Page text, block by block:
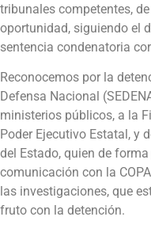
tribunales competentes,
oportunidad, siguiendo el
sentencia condenatoria
Reconocemos por la
Defensa Nacional
ministerios públicos, a la
Poder Ejecutivo Estatal, y
del Estado, quien de
comunicación con la
las investigaciones, que
fruto con la detención.